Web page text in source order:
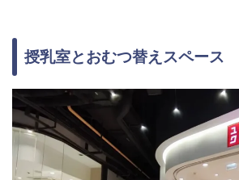
授乳室とおむつ替えスペース